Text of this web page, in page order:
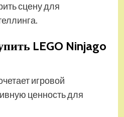
сцену для
LEGO Ninjago
игровой
ценность для